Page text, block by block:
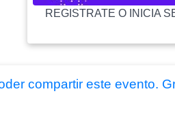
REGISTRATE O INICIA
compartir este evento.